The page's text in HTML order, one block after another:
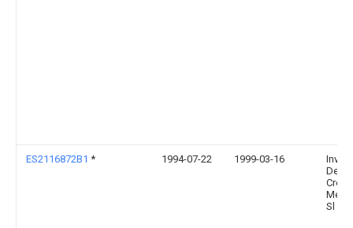
ES2116872B1 * 1994-07-22 1999-03-16
Invest
Des
Creac
Mej
Sl